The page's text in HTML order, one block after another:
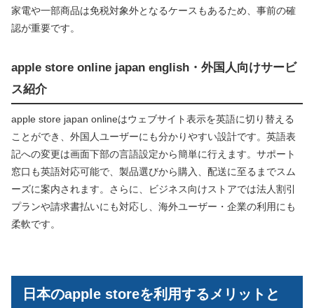
家電や一部商品は免税対象外となるケースもあるため、事前の確
認が重要です。
apple store online japan english・外国人向けサービ
ス紹介
apple store japan onlineはウェブサイト表示を英語に切り替える
ことができ、外国人ユーザーにも分かりやすい設計です。英語表
記への変更は画面下部の言語設定から簡単に行えます。サポート
窓口も英語対応可能で、製品選びから購入、配送に至るまでスム
ーズに案内されます。さらに、ビジネス向けストアでは法人割引
プランや請求書払いにも対応し、海外ユーザー・企業の利用にも
柔軟です。
日本のapple storeを利用するメリットと